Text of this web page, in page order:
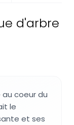
d'arbre
coeur du
le
et ses